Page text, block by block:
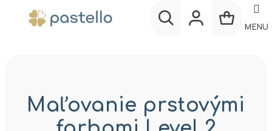
MENU
Maľovanie prstovými